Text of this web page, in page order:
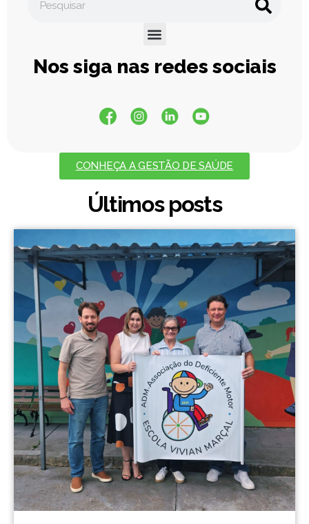
Nos siga nas redes sociais
CONHEÇA A GESTÃO DE SAÚDE
Últimos posts